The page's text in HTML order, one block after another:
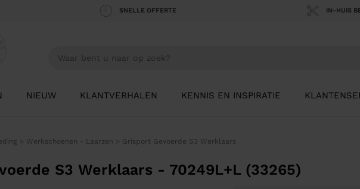
SNELLE OFFERTE IN-HUIS
NIEUW KLANTVERHALEN KENNIS EN INSPIRATIE
> Werkschoenen - Laarzen > Grisport Gevoerde S3 Werklaars
S3 Werklaars - 70249L+L (33265)